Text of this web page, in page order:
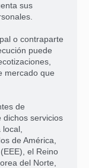
sus
o contraparte
puede
mercado que
de
dichos servicios
de América,
el Reino
del Norte,